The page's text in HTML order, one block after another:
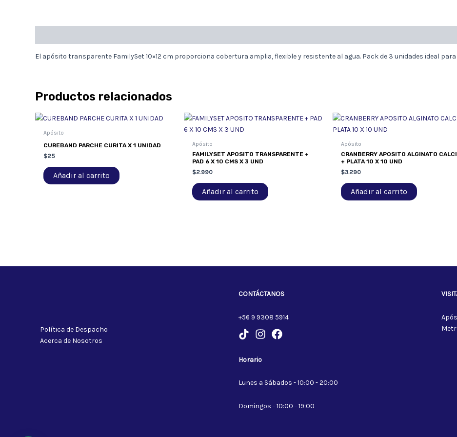
El apósito transparente FamilySet 10×12 cm proporciona cobertura amplia, flexible y resistente al agua. Pack de 3 unidades ideal
Productos relacionados
Apósito
CUREBAND PARCHE CURITA X 1 UNIDAD
$25
Añadir al carrito
Apósito
FAMILYSET APOSITO TRANSPARENTE +
PAD 6 X 10 CMS X 3 UND
$2.990
Añadir al carrito
Apósito
CRANBERRY APOSITO ALGINATO
+ PLATA 10 X 10 UND
$3.290
Añadir al carrito
Política de Despacho
Acerca de Nosotros
CONTÁCTANOS
+56 9 9308 5914
Horario
Lunes a Sábados - 10:00 - 20:00
Domingos - 10:00 - 19:00